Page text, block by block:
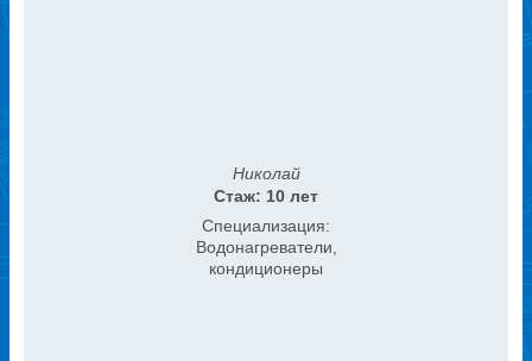
Николай
Стаж: 10 лет
Специализация:
Водонагреватели,
кондиционеры